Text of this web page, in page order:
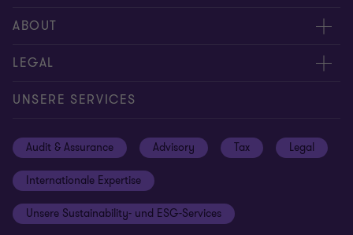
Kontakt
Experten
Hinweisgebersystem
Login
ABOUT
Über uns
Karriere
Newsletter Anmeldung
LEGAL
Impressum
Informationspflichten DS-GVO
Rechtliche Hinweise
Cookie-Einstellungen
UNSERE SERVICES
Audit & Assurance Advisory Tax Legal
Internationale Expertise
Unsere Sustainability- und ESG-Services